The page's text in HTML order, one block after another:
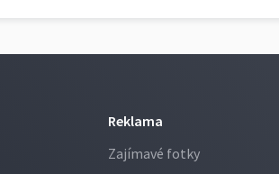
Reklama
Zajímavé fotky